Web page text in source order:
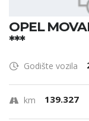
OPEL
***
Godište vozila
km 139.327